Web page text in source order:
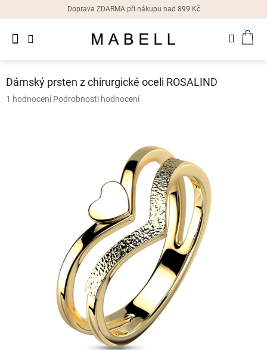
Doprava ZDARMA při nákupu nad 899 Kč
Dámské
náušnice
Dámský prsten z chirurgické oceli ROSALIND
Průměrné
1 hodnocení Podrobnosti hodnocení